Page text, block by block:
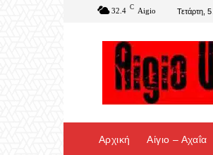
32.4 C Aigio Τετάρτη,
Αρχική Αίγιο – Αχαΐα